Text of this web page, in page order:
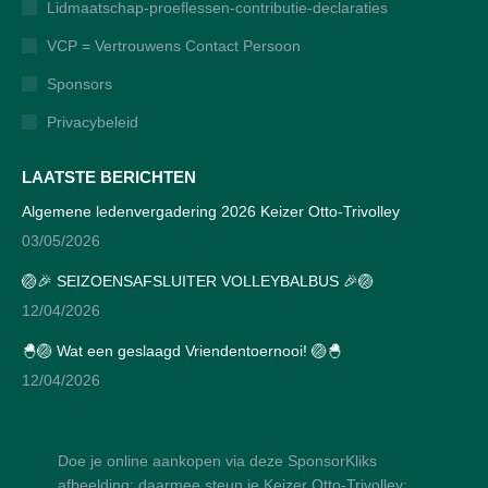
in
new
in
new
in
new
in
new
Lidmaatschap-proeflessen-contributie-declaraties
VCP = Vertrouwens Contact Persoon
Sponsors
Privacybeleid
LAATSTE BERICHTEN
Algemene ledenvergadering 2026 Keizer Otto-Trivolley
03/05/2026
🏐🎉 SEIZOENSAFSLUITER VOLLEYBALBUS 🎉🏐
12/04/2026
🐣🏐 Wat een geslaagd Vriendentoernooi! 🏐🐣
12/04/2026
Doe je online aankopen via deze SponsorKliks